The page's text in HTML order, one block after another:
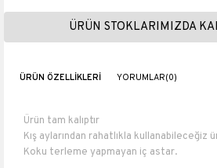
ÜRÜN STOKLARIMIZDA
ÜRÜN ÖZELLIKLERI YORUMLAR(0)
Ürün tam kalıptır
Kış aylarından rahatlıkla kullanabileceğiz
Koku terleme yapmayan iç astar.